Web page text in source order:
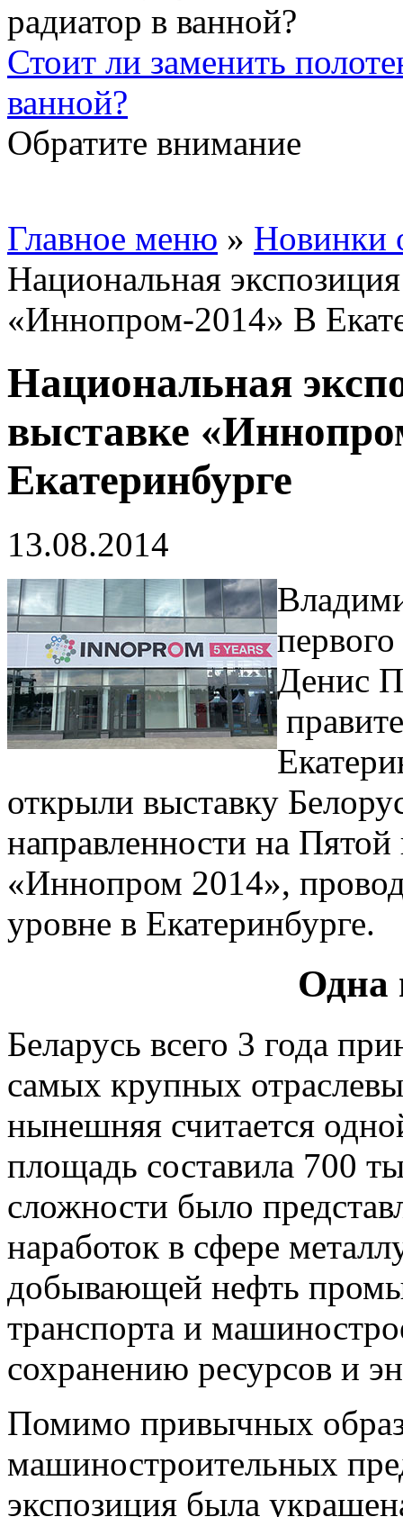
Стоит ли заменить
ванной?
Обратите внимание
Главное меню » Новинки
Национальная
«Иннопром-2014» В
Национальная
выставке
Екатеринбурге
13.08.2014
Денис
открыли выставку
направленности на
«Иннопром 2014»,
уровне в Екатеринбурге.
Одна
Беларусь всего 3 года
самых крупных
нынешняя считается
площадь составила 700
сложности было
наработок в сфере
добывающей нефть
транспорта и
сохранению ресурсов и
Помимо привычных
машиностроительных
экспозиция была